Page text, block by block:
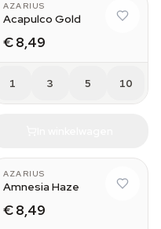
AZARIUS
Acapulco Gold
€ 8,49
1 3 5 10
AZARIUS
Amnesia Haze
€ 8,49